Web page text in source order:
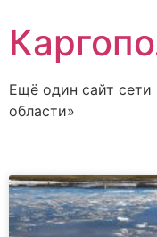
Ещё один сайт
области»